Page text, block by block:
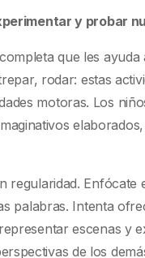
y probar
que les
rodar: estas
motoras. Los
regularidad. Enfócate
palabras. Intenta
escenas y
de los